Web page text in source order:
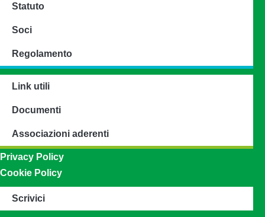
Statuto
Soci
Regolamento
Link utili
Documenti
Associazioni aderenti
Privacy Policy
Cookie Policy
Scrivici